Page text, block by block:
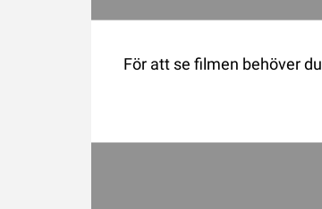
För att se filmen behöver